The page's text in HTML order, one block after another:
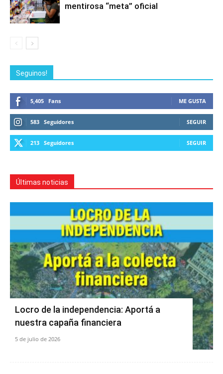
mentirosa “meta” oficial
Seguinos!
5,405 Fans ME GUSTA
583 Seguidores SEGUIR
213 Seguidores SEGUIR
Últimas noticias
Locro de la independencia: Aportá a
nuestra capaña financiera
5 de julio de 2026